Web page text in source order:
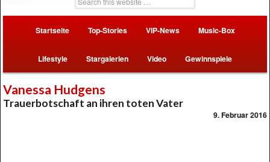
Startseite Top-Stories VIP-News Music-Box
Lifestyle Stargalerien Video Gewinnspiele
Vanessa Hudgens
Trauerbotschaft an ihren toten Vater
9. Februar 2016